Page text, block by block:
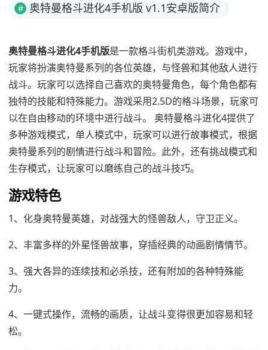
# 奥特曼格斗进化4手机版 v1.1安卓版简介
奥特曼格斗进化4手机版是一款格斗街机类游戏。游戏中，
玩家将扮演奥特曼系列的各位英雄，与怪兽和其他敌人进行
战斗。玩家可以选择自己喜欢的奥特曼角色，每个角色都有
独特的技能和特殊能力。游戏采用2.5D的格斗场景，玩家可
以在自由移动的环境中进行战斗。 奥特曼格斗进化4提供了
多种游戏模式，单人模式中，玩家可以进行故事模式，根据
奥特曼系列的剧情进行战斗和冒险。此外，还有挑战模式和
生存模式，让玩家可以磨练自己的战斗技巧。
游戏特色
1、化身奥特曼英雄，对战强大的怪兽敌人，守卫正义。
2、丰富多样的外星怪兽故事，穿插经典的动画剧情情节。
3、强大各异的连续技和必杀技，还有附加的各种特殊能
力。
4、一键式操作，流畅的画质，让战斗变得很更加容易和轻
松。